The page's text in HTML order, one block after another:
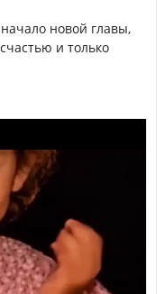
новой главы,
и только